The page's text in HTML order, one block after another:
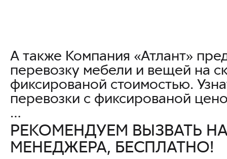
А также Компания «Атлант»
перевозку мебели и вещей на
фиксированой стоимостью.
перевозки с фиксированой
…
РЕКОМЕНДУЕМ ВЫЗВАТЬ
МЕНЕДЖЕРА, БЕСПЛАТНО!